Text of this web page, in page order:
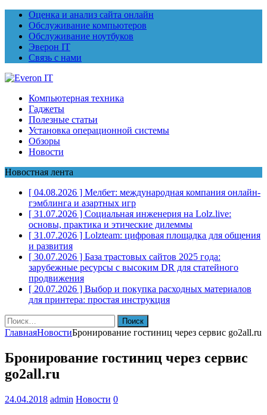
Оценка и анализ сайта онлайн
Обслуживание компьютеров
Обслуживание ноутбуков
Эверон IT
Связь с нами
Компьютерная техника
Гаджеты
Полезные статьи
Установка операционной системы
Обзоры
Новости
Новостная лента
[ 04.08.2026 ] Мелбет: международная компания онлайн-
гэмблинга и азартных игр
[ 31.07.2026 ] Социальная инженерия на Lolz.live:
основы, практика и этические дилеммы
[ 31.07.2026 ] Lolzteam: цифровая площадка для общения
и развития
[ 30.07.2026 ] База трастовых сайтов 2025 года:
зарубежные ресурсы с высоким DR для статейного
продвижения
[ 20.07.2026 ] Выбор и покупка расходных материалов
для принтера: простая инструкция
Найти:
ГлавнаяНовостиБронирование гостиниц через сервис go2all.ru
Бронирование гостиниц через сервис
go2all.ru
24.04.2018 admin Новости 0